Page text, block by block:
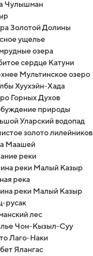
Чулышман
Золотой Долины
ущелье
озера
сердце Катуни
Мультинское озеро
Хуухэйн-Хада
Горных Духов
природы
Уларский водопад
золото лилейников
Маашей
реки
реки Малый Казыр
река
реки Малый Казыр
русак
лес
Чон-Кызыл-Суу
Лаго-Наки
Ялангас